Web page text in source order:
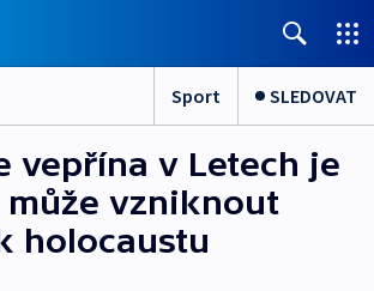
Sport SLEDOVAT
vepřína v Letech je
může vzniknout
holocaustu